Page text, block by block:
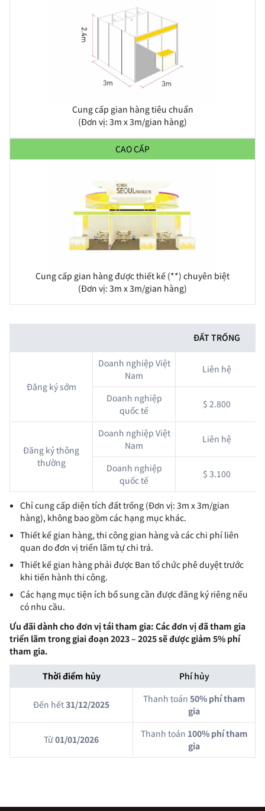
Cung cấp gian hàng tiêu chuẩn
(Đơn vị: 3m x 3m/gian hàng)
CAO CẤP
Cung cấp gian hàng được thiết kế (**) chuyên biệt
(Đơn vị: 3m x 3m/gian hàng)
ĐẤT TRỐNG
Đăng ký sớm
Doanh nghiệp Việt
Nam
Liên hệ
Doanh nghiệp
quốc tế
$ 2.800
Đăng ký thông
thường
Doanh nghiệp Việt
Nam
Liên hệ
Doanh nghiệp
quốc tế
$ 3.100
Chỉ cung cấp diện tích đất trống (Đơn vị: 3m x 3m/gian
hàng), không bao gồm các hạng mục khác.
Thiết kế gian hàng, thi công gian hàng và các chi phí liên
quan do đơn vị triển lãm tự chi trả.
Thiết kế gian hàng phải được Ban tổ chức phê duyệt trước
khi tiến hành thi công.
Các hạng mục tiện ích bổ sung cần được đăng ký riêng nếu
có nhu cầu.
Ưu đãi dành cho đơn vị tái tham gia: Các đơn vị đã tham gia
triển lãm trong giai đoạn 2023 – 2025 sẽ được giảm 5% phí
tham gia.
Thời điểm hủy Phí hủy
Đến hết31/12/2025 Thanh toán 50% phí tham
gia
Từ01/01/2026 Thanh toán 100% phí tham
gia